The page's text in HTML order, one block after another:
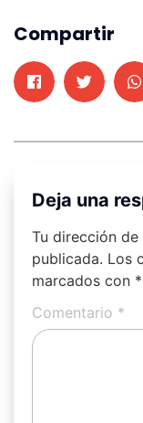
Compartir
Deja una
Tu dirección
publicada. Los
marcados con *
Comentario *